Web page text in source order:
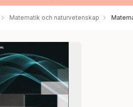
Matematik och naturvetenskap